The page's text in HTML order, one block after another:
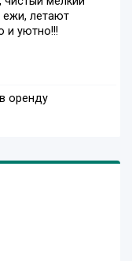
ежи, летают
и уютно!!!
оренду